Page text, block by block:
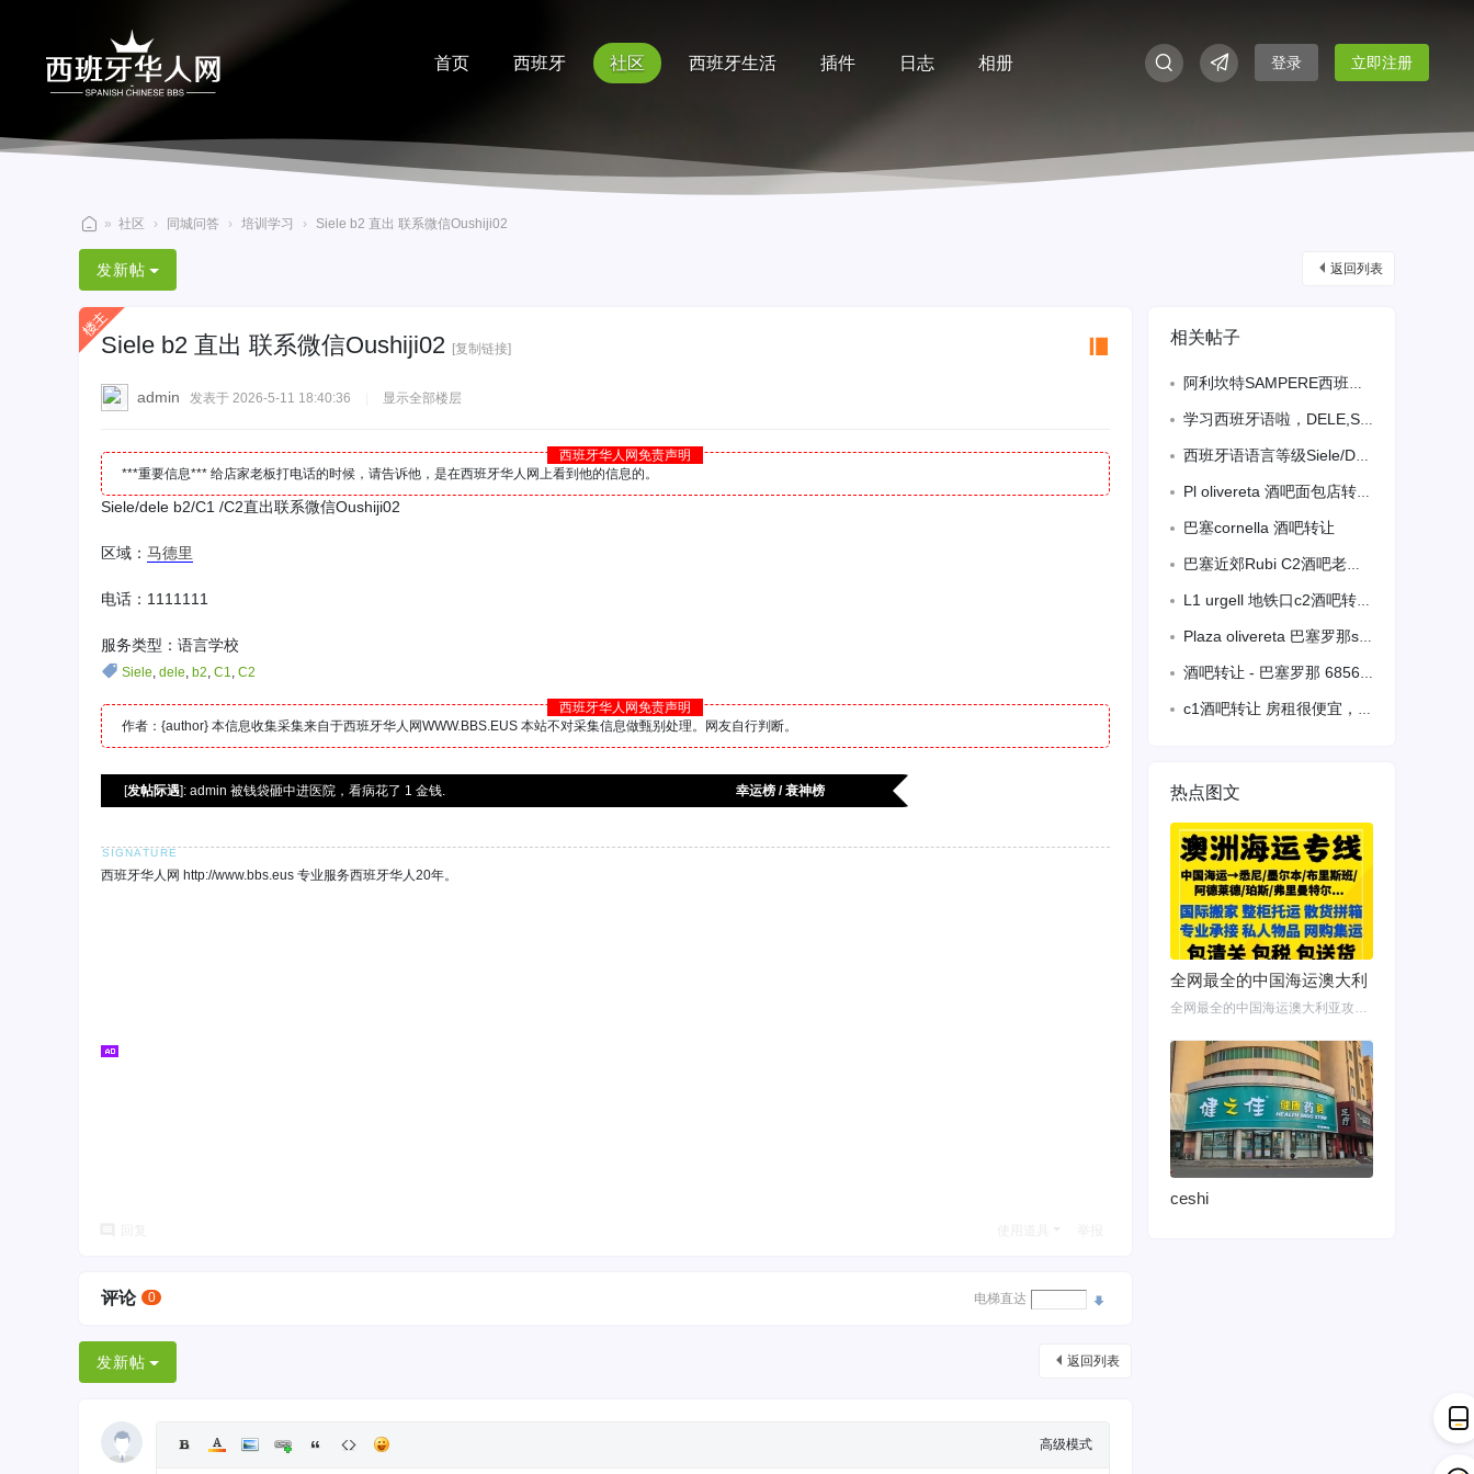
首页 西班牙 社区 西班牙生活 插件 日志 相册 登录 立即注册
西
班
牙
华
» 社区 › 同城问答 › 培训学习 › Siele b2 直出 联系微信Oushiji02
返回列表
发新帖
Siele b2 直出 联系微信Oushiji02 [复制链接]
admin 发表于 2026-5-11 18:40:36 显示全部楼层
西班牙华人网免责声明
***重要信息*** 给店家老板打电话的时候，请告诉他，是在西班牙华人网上看到他的信息的。
Siele/dele b2/C1 /C2直出联系微信Oushiji02
区域： 马德里
电话：1111111
服务类型：语言学校
Siele, dele, b2, C1, C2
西班牙华人网免责声明
作者：{author} 本信息收集采集来自于西班牙华人网WWW.BBS.EUS 本站不对采集信息做甄别处理。网友自行判断。
[发帖际遇]: admin 被钱袋砸中进医院，看病花了 1 金钱. 幸运榜 / 衰神榜
西班牙华人网 http://www.bbs.eus 专业服务西班牙华人20年。
评论 0 电梯直达
返回列表
发新帖
高级模式
相关帖子
阿利坎特SAMPERE西班牙语学校 塞万提斯学院认证 DELE官方考点 市中心三
学习西班牙语啦，DELE,SIELE B2考试保过
西班牙语语言等级Siele/Dele直接包过
Pl olivereta 酒吧面包店转让（帮朋友转发）
巴塞cornella 酒吧转让
巴塞近郊Rubi C2酒吧老虎机平均2000到3000左右还差4年合同，生意
L1 urgell 地铁口c2酒吧转让，房租2000➕iva ，terraza 6张 老虎
Plaza olivereta 巴塞罗那sants区酒吧低价转让
酒吧转让 - 巴塞罗那 685607823
c1酒吧转让 房租很便宜，老虎机2000一个月可看全年发票， 夏天4-500冬天
热点图文
全网最全的中国海运澳大利
全网最全的中国海运澳大利亚攻略！细说如何把家具转运悉尼墨尔本布里斯班 国内网购
ceshi